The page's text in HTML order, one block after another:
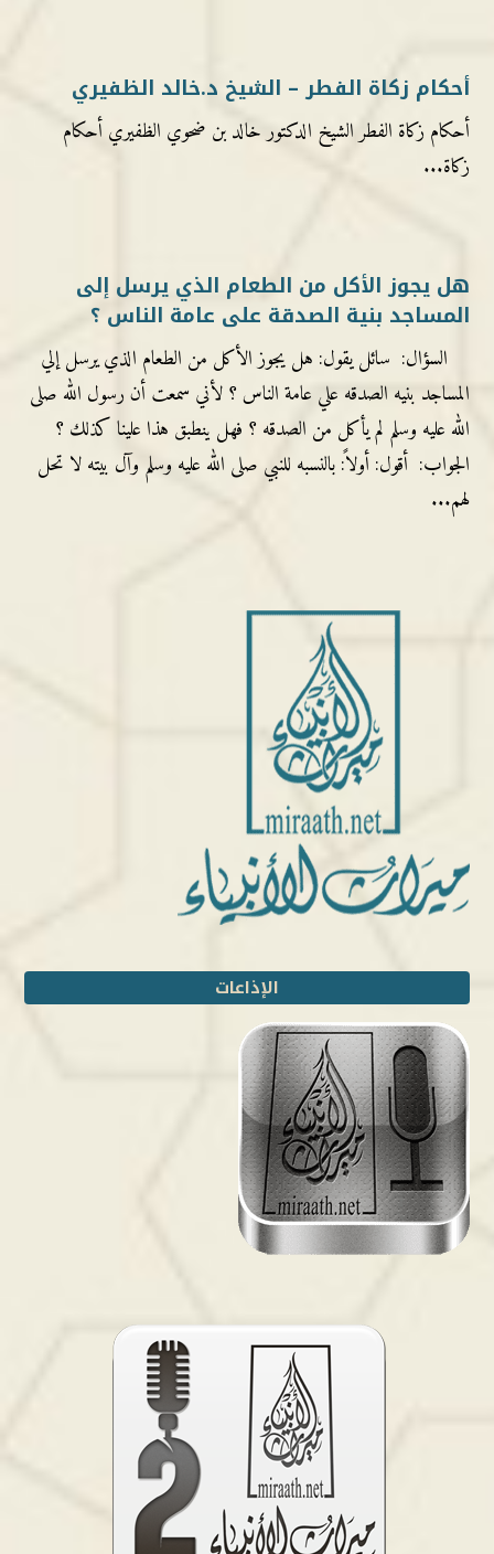
أحكام زكاة الفطر – الشيخ د.خالد الظفيري
أحكام زكاة الفطر الشيخ الدكتور خالد بن ضحوي الظفيري أحكام
زكاة...
هل يجوز الأكل من الطعام الذي يرسل إلى
المساجد بنية الصدقة على عامة الناس ؟
السؤال: سائل يقول: هل يجوز الأكل من الطعام الذي يرسل إلي
المساجد بنيه الصدقه علي عامة الناس ؟ لأني سمعت أن رسول الله صلى
الله عليه وسلم لم يأكل من الصدقه ؟ فهل ينطبق هذا علينا كذلك ؟
الجواب: أقول: أولاً: بالنسبه للنبي صلى الله عليه وسلم وآل بيته لا تحل
لهم...
الإذاعات